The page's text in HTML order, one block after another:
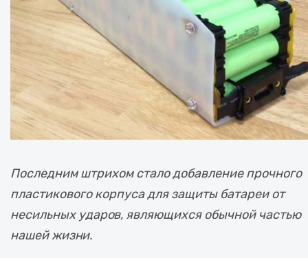
Последним штрихом стало добавление прочного
пластикового корпуса для защиты батареи от
несильных ударов, являющихся обычной частью
нашей жизни.